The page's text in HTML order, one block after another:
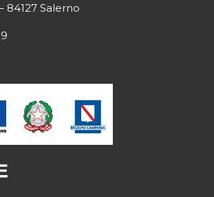
84127 Salerno